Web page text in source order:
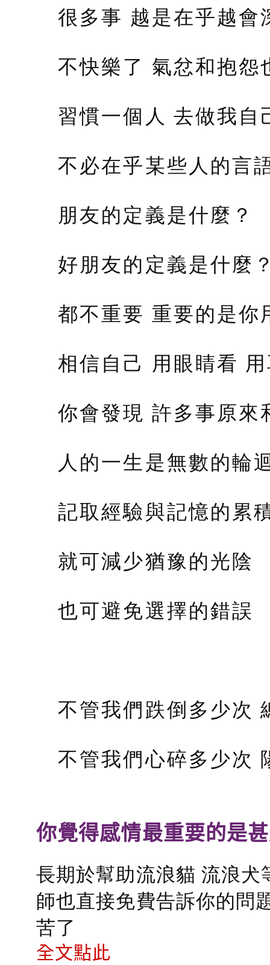
很多事 越是在乎越會
不快樂了 氣忿和抱怨
習慣一個人 去做我自
不必在乎某些人的言
朋友的定義是什麼？
好朋友的定義是什麼
都不重要 重要的是你
相信自己 用眼睛看
你會發現 許多事原來
人的一生是無數的輪
記取經驗與記憶的累
就可減少猶豫的光陰
也可避免選擇的錯誤
不管我們跌倒多少次
不管我們心碎多少次
你覺得感情最重要的是
長期於幫助流浪貓 流浪
師也直接免費告訴你的問
苦了
全文點此